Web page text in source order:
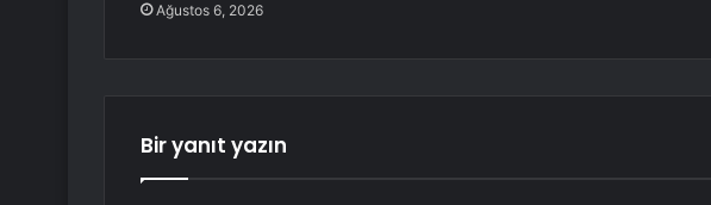
Ağustos 6, 2026
Bir yanıt yazın